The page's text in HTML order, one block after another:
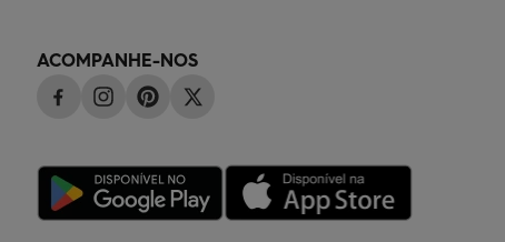
ACOMPANHE-NOS